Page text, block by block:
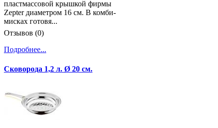
пластмассовой крышкой фирмы
Zepter диаметром 16 см. В комби-
мисках готовя...
Отзывов (0)
Подробнее...
Сковорода 1,2 л. Ø 20 см.